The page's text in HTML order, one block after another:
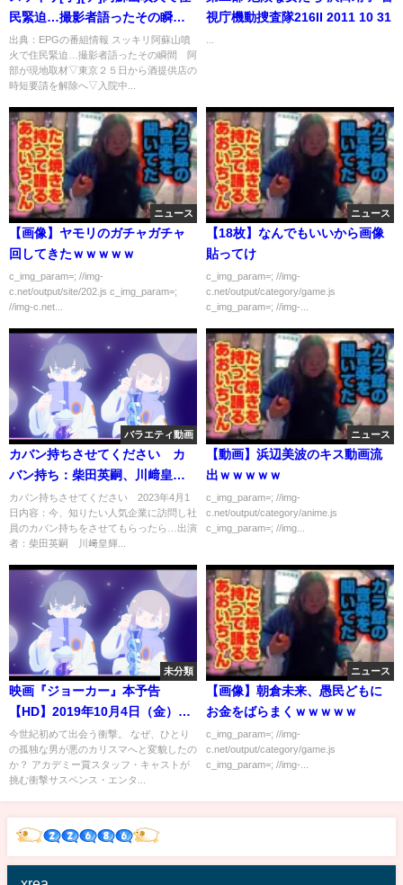
民緊迫…撮影者語ったその瞬
間 阿部が現地取材 …の番組内
容解析まとめ
出典：EPGの番組情報 スッキリ阿蘇山噴
火で住民緊迫…撮影者語ったその瞬間 阿
部が現地取材▽東京２５日から酒提供店の
時短要請を解除へ▽入院中...
視庁機動捜査隊216II 2011 10 31
ニュース
【画像】ヤモリのガチャガチャ
回してきたｗｗｗｗｗ
c_img_param=; //img-
c.net/output/site/202.js c_img_param=;
//img-c.net...
ニュース
【18枚】なんでもいいから画像
貼ってけ
c_img_param=; //img-
c.net/output/category/game.js
c_img_param=; //img-...
バラエティ動画
カバン持ちさせてください カ
バン持ち：柴田英嗣、川﨑皇
輝 4月1日
カバン持ちさせてください 2023年4月1
日内容：今、知りたい人気企業に訪問し社
員のカバン持ちをさせてもらったら…出演
者：柴田英嗣 川﨑皇輝...
ニュース
【動画】浜辺美波のキス動画流
出ｗｗｗｗｗ
c_img_param=; //img-
c.net/output/category/anime.js
c_img_param=; //img...
未分類
映画『ジョーカー』本予告
【HD】2019年10月4日（金）公
開
今世紀初めて出会う衝撃。 なぜ、ひとり
の孤独な男が悪のカリスマへと変貌したの
か？ アカデミー賞スタッフ・キャストが
挑む衝撃サスペンス・エンタ...
ニュース
【画像】朝倉未来、愚民どもに
お金をばらまくｗｗｗｗｗ
c_img_param=; //img-
c.net/output/category/game.js
c_img_param=; //img-...